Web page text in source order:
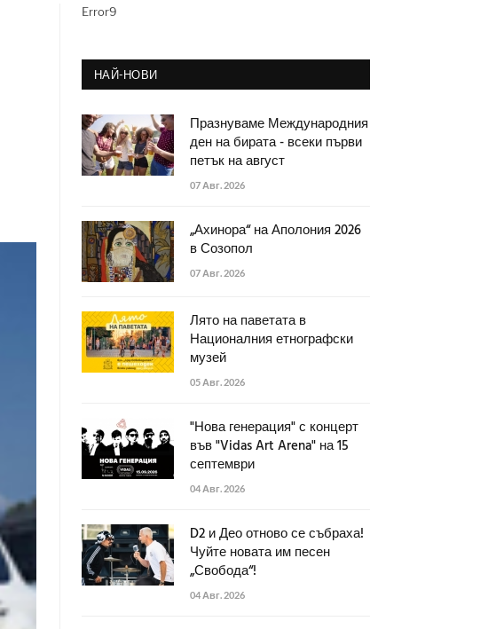
Error9
НАЙ-НОВИ
Празнуваме Международния
ден на бирата - всеки първи
петък на август
07 Авг. 2026
„Ахинора“ на Аполония 2026
в Созопол
07 Авг. 2026
Лято на паветата в
Националния етнографски
музей
05 Авг. 2026
"Нова генерация" с концерт
във "Vidas Art Arena" на 15
септември
04 Авг. 2026
D2 и Део отново се събраха!
Чуйте новата им песен
„Свобода“!
04 Авг. 2026